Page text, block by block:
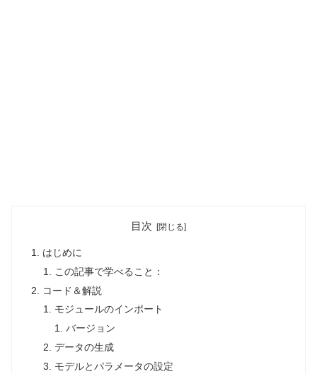
目次
はじめに
この記事で学べること：
コード＆解説
モジュールのインポート
バージョン
データの生成
モデルとパラメータの設定